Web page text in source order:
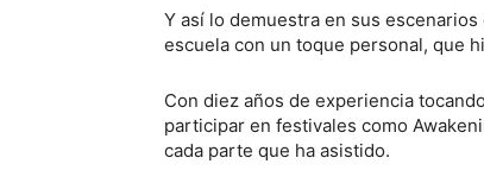
Y así lo demuestra en sus
escuela con un toque personal, que
Con diez años de experiencia
participar en festivales como
cada parte que ha asistido.